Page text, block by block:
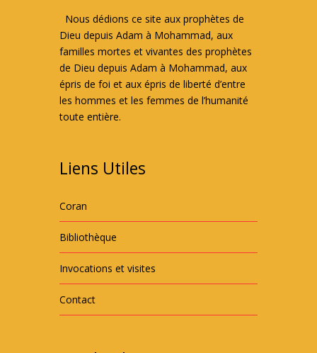
Nous dédions ce site aux prophètes de
Dieu depuis Adam à Mohammad, aux
familles mortes et vivantes des prophètes
de Dieu depuis Adam à Mohammad, aux
épris de foi et aux épris de liberté d’entre
les hommes et les femmes de l’humanité
toute entière.
Liens Utiles
Coran
Bibliothèque
Invocations et visites
Contact